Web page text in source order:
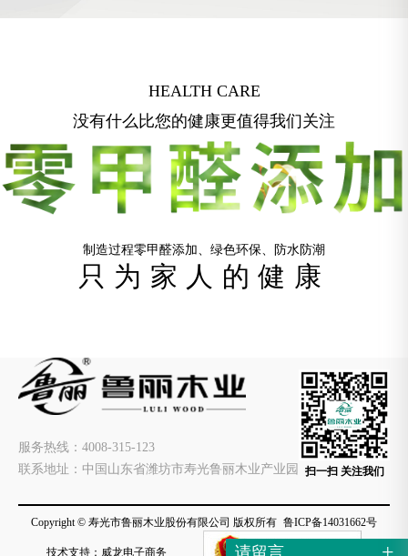
请留言
HEALTH CARE
没有什么比您的健康更值得我们关注
制造过程零甲醛添加、绿色环保、防水防潮
只为家人的健康
服务热线：4008-315-123
联系地址：中国山东省潍坊市寿光鲁丽木业产业园
Copyright © 寿光市鲁丽木业股份有限公司 版权所有 鲁ICP备14031662号
技术支持：威龙电子商务